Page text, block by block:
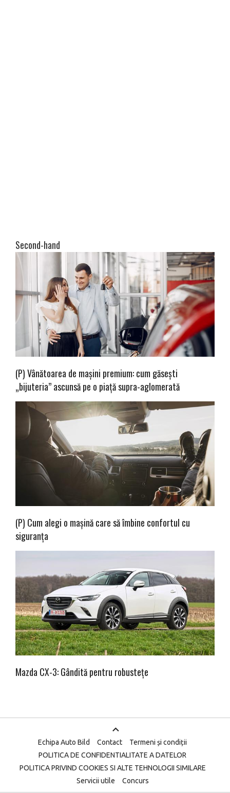
Second-hand
(P) Vânătoarea de mașini premium: cum găsești
„bijuteria” ascunsă pe o piață supra-aglomerată
(P) Cum alegi o mașină care să îmbine confortul cu
siguranța
Mazda CX-3: Gândită pentru robustețe
Echipa Auto Bild Contact
Termeni și condiții
POLITICA DE CONFIDENTIALITATE A DATELOR
POLITICA PRIVIND COOKIES SI ALTE TEHNOLOGII SIMILARE
Servicii utile
Concurs